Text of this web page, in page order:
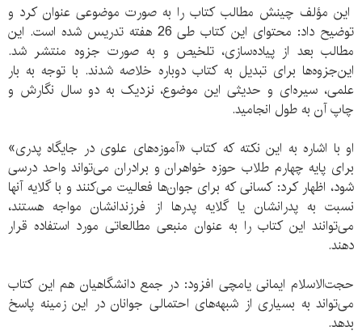
این مؤلف چینش مطالب کتاب را به صورت موضوعی عنوان کرد و
توضیح داد: محتوای این کتاب طی 26 هفته تدریس شده است. این
مطالب بعد از پیاده‌سازی، تلخیص و به صورت جزوه منتشر شد.
این‌جزوه‌ها برای تبدیل به کتاب دوباره خلاصه شدند. با توجه به بار
علمی، سیره‌ای و حدیثی این موضوع، نزدیک به دو سال نگارش و
چاپ آن به طول انجامید.
او با اشاره به این نکته که کتاب «آموزه‌های علوی در جایگاه پدری»
برای پایه چهارم طلاب حوزه خواهران و برادران می‌تواند واحد درسی
شود، اظهار کرد: کسانی که برای جوان‌ها فعالیت می‌کنند و با گلایه آنها
نسبت به پدرانشان یا گلایه پدرها از فرزندانشان مواجه هستند،
می‌توانند این کتاب را به عنوان منبعی مطالعاتی مورد استفاده قرار
دهند.
حجت‌الاسلام ایمانی یامچی افزود: در جمع دانشگاهیان هم این کتاب
می‌تواند به بسیاری از شبهه‌های احتمالی جوانان در این زمینه پاسخ
بدهد.